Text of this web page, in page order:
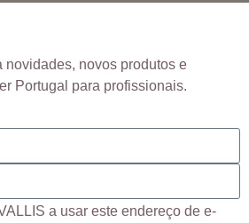
novidades, novos produtos e
Portugal para profissionais.
a usar este endereço de e-